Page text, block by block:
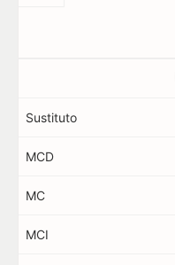
Sustituto
MCD
MC
MCI